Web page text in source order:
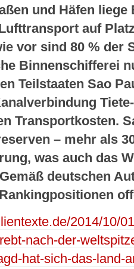
und Häfen
auf
vor sind 80 % der
Binnenschifferei
Teilstaaten Sao
Transportkosten.
– mehr als
was auch das
deutschen
2014/10/
nach-der-
hat-sich-das-land-